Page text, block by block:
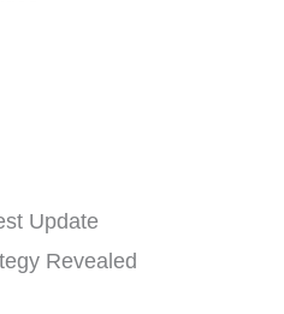
Update
Revealed